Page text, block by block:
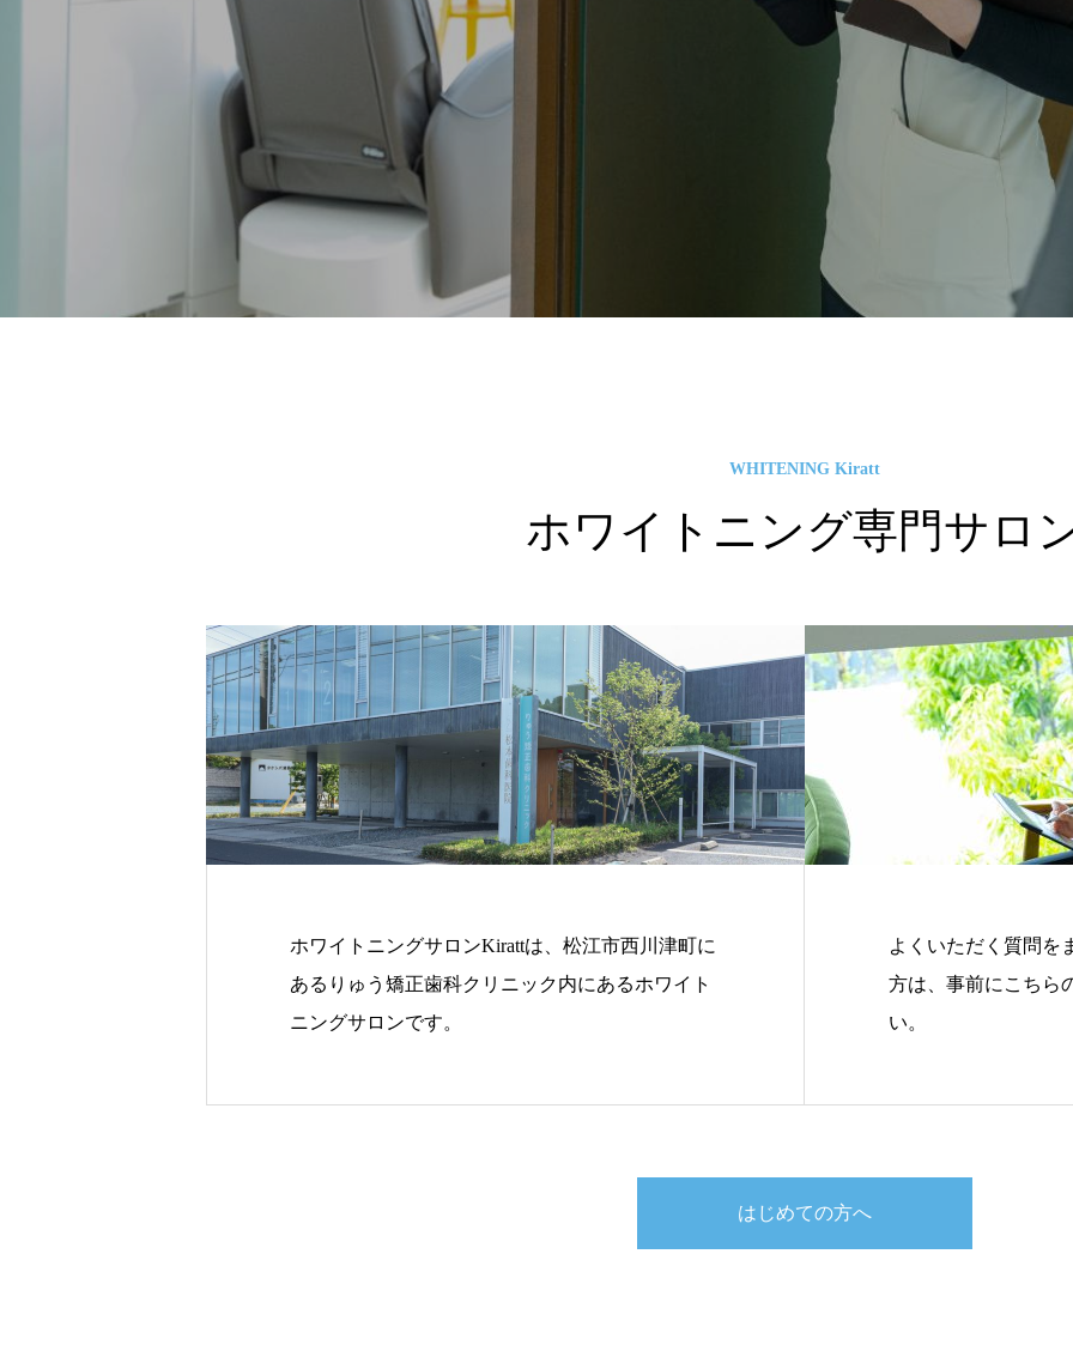
WHITENING Kiratt
ホワイトニング専門サロ
ホワイトニングサロンKirattは、松江市西川津町に
あるりゅう矯正歯科クリニック内にあるホワイト
ニングサロンです。
よくいただく質問を
方は、事前にこちら
い。
はじめての方へ